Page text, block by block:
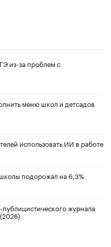
из-за проблем с
меню школ и детсадов
использовать ИИ в работе
подорожал на 6,3%
журнала